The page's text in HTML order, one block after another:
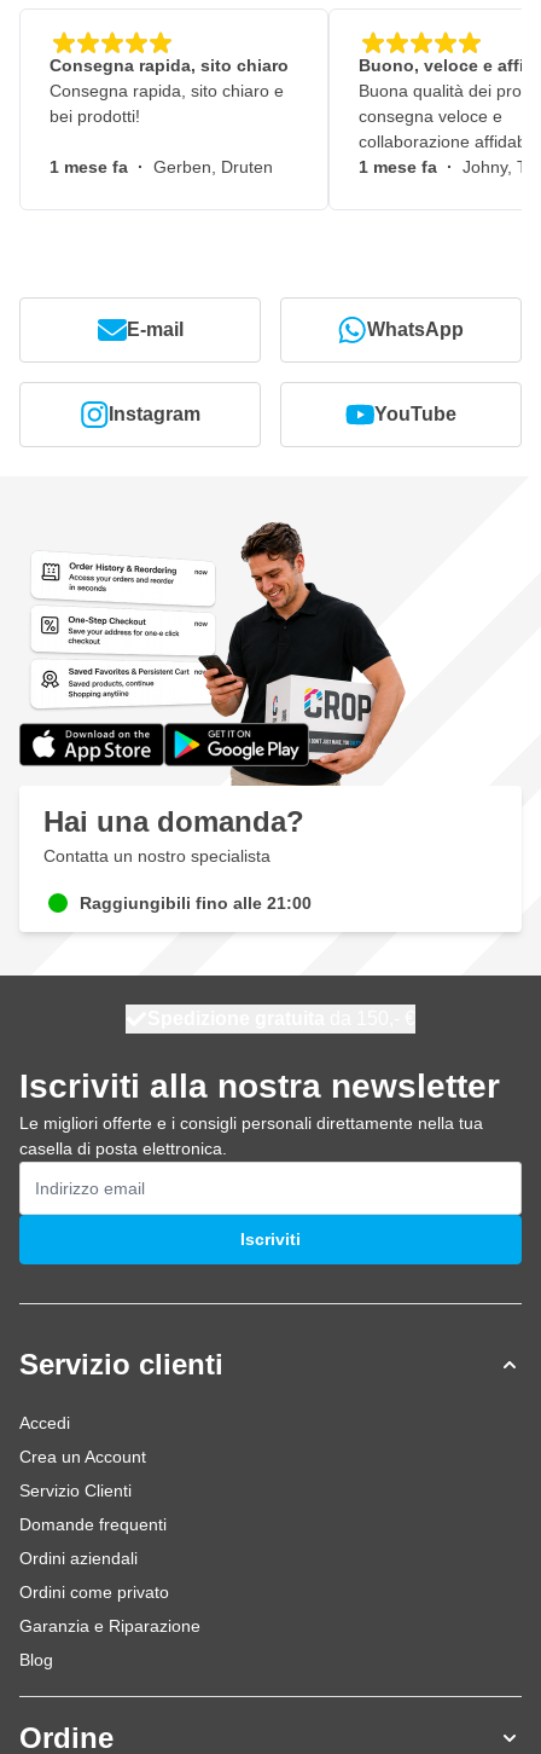
Consegna rapida, sito chiaro
Consegna rapida, sito chiaro e
bei prodotti!
1 mese fa · Gerben, Druten
Buono, veloce e
Buona qualità dei
consegna veloce e
collaborazione
1 mese fa · Johny,
E-mail WhatsApp
Instagram YouTube
Hai una domanda?
Contatta un nostro specialista
Raggiungibili fino alle 21:00
Iscriviti alla nostra newsletter
Le migliori offerte e i consigli personali direttamente nella tua
casella di posta elettronica.
Indirizzo email
Iscriviti
Servizio clienti
Accedi
Crea un Account
Servizio Clienti
Domande frequenti
Ordini aziendali
Ordini come privato
Garanzia e Riparazione
Blog
Ordine